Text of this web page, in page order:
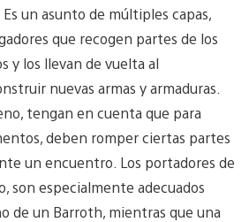
un asunto de múltiples capas,
que recogen partes de los
y los llevan de vuelta al
nuevas armas y armaduras.
tengan en cuenta que para
deben romper ciertas partes
un encuentro. Los portadores de
son especialmente adecuados
de un Barroth, mientras que una